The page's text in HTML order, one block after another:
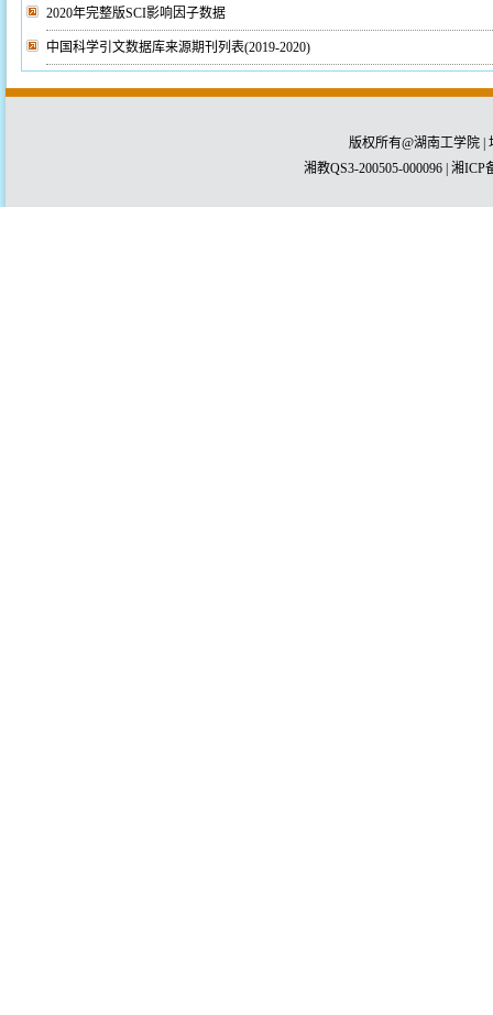
2020年完整版SCI影响因子数据
中国科学引文数据库来源期刊列表(2019-2020)
版权所有@湖南工学院 |
湘教QS3-200505-000096 | 湘